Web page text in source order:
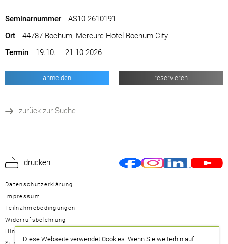
Diese Webseite verwendet Cookies. Wenn Sie weiterhin auf
Seminarnummer
AS10-2610191
Ort
44787 Bochum, Mercure Hotel Bochum City
Termin
19.10. – 21.10.2026
anmelden reservieren
zurück zur Suche
drucken
Datenschutzerklärung
Impressum
Teilnahmebedingungen
Widerrufsbelehrung
Hinweisgeberschutzgesetz